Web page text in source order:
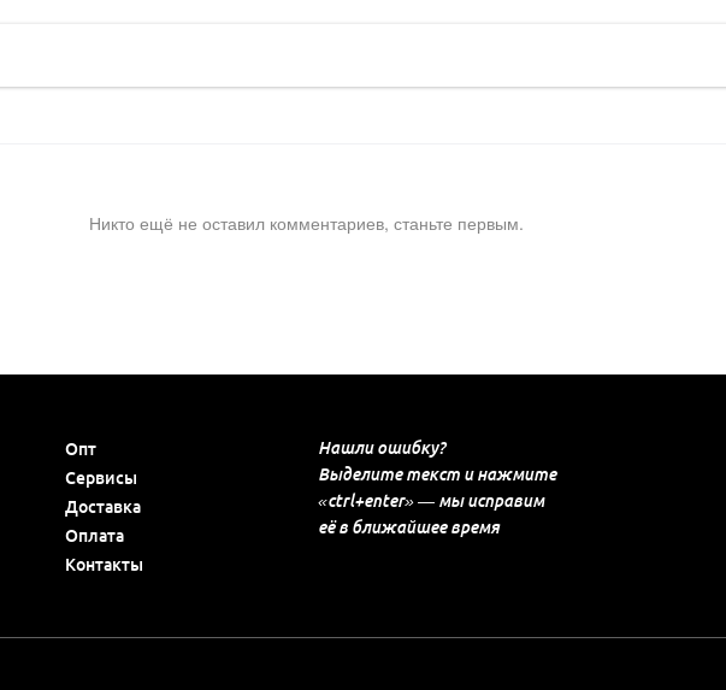
Никто ещё не оставил комментариев, станьте первым.
Опт
Сервисы
Доставка
Оплата
Контакты
Нашли ошибку?
Выделите текст и нажмите
«ctrl+enter» — мы исправим
её в ближайшее время